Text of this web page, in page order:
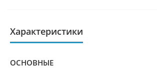
Характеристики
ОСНОВНЫЕ